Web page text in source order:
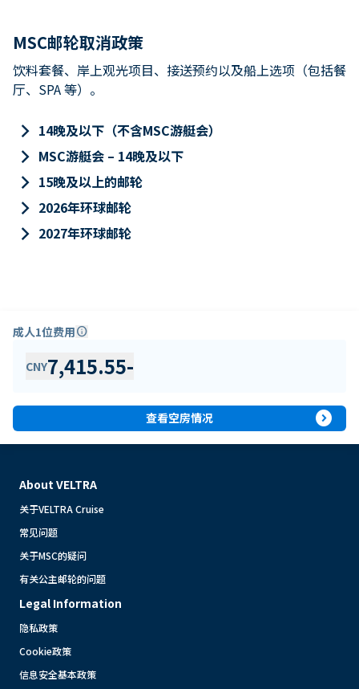
MSC邮轮取消政策
饮料套餐、岸上观光项目、接送预约以及船上选项（包括餐
厅、SPA 等）。
keyboard_arrow_right 14晚及以下（不含MSC游艇会）
keyboard_arrow_right MSC游艇会 – 14晚及以下
keyboard_arrow_right 15晚及以上的邮轮
keyboard_arrow_right 2026年环球邮轮
keyboard_arrow_right 2027年环球邮轮
成人1位费用info
CNY7,415.55-
查看空房情况 expand_circle_right
About VELTRA
关于VELTRA Cruise
常见问题
关于MSC的疑问
有关公主邮轮的问题
Legal Information
隐私政策
Cookie政策
信息安全基本政策